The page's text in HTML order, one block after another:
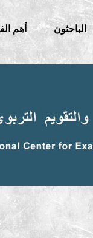
الباحثون أهم